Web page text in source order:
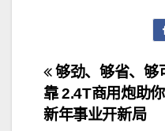
文
章
够劲、够省、够
靠 2.4T商用炮助你
新年事业开新局